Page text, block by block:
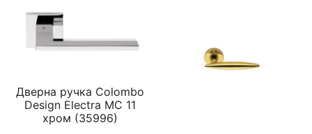
Дверна ручка Colombo
Design Electra MC 11
хром (35996)